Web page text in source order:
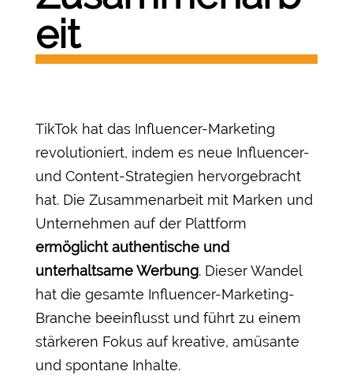
eit
TikTok hat das Influencer-Marketing
revolutioniert, indem es neue Influencer-
und Content-Strategien hervorgebracht
hat. Die Zusammenarbeit mit Marken und
Unternehmen auf der Plattform
ermöglicht authentische und
unterhaltsame Werbung. Dieser Wandel
hat die gesamte Influencer-Marketing-
Branche beeinflusst und führt zu einem
stärkeren Fokus auf kreative, amüsante
und spontane Inhalte.